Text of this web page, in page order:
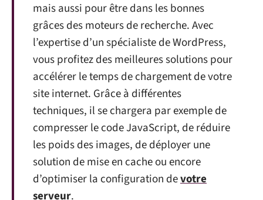
mais aussi pour être dans les bonnes
grâces des moteurs de recherche. Avec
l’expertise d’un spécialiste de WordPress,
vous profitez des meilleures solutions pour
accélérer le temps de chargement de votre
site internet. Grâce à différentes
techniques, il se chargera par exemple de
compresser le code JavaScript, de réduire
les poids des images, de déployer une
solution de mise en cache ou encore
d’optimiser la configuration devotre
serveur.